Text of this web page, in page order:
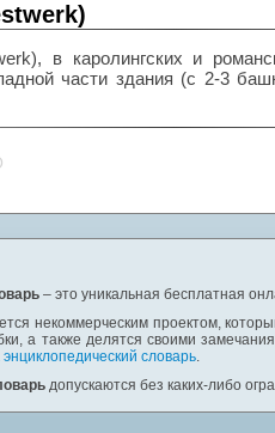
в каролингских и
части здания (с 2-3
– это уникальная бесплатная
некоммерческим проектом,
а также делятся своими
словарь.
допускаются без каких-либо